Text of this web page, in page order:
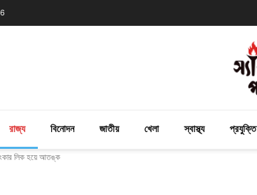
রাজ্য বিনোদন জাতীয় খেলা স্বাস্থ্য প্রযুক্তি
লিক হয়ে আতঙ্ক